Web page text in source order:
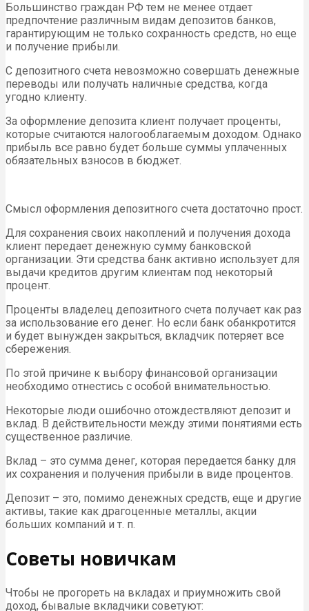
Большинство граждан РФ тем не менее отдает
предпочтение различным видам депозитов банков,
гарантирующим не только сохранность средств, но еще
и получение прибыли.
С депозитного счета невозможно совершать денежные
переводы или получать наличные средства, когда
угодно клиенту.
За оформление депозита клиент получает проценты,
которые считаются налогооблагаемым доходом. Однако
прибыль все равно будет больше суммы уплаченных
обязательных взносов в бюджет.
Смысл оформления депозитного счета достаточно прост.
Для сохранения своих накоплений и получения дохода
клиент передает денежную сумму банковской
организации. Эти средства банк активно использует для
выдачи кредитов другим клиентам под некоторый
процент.
Проценты владелец депозитного счета получает как раз
за использование его денег. Но если банк обанкротится
и будет вынужден закрыться, вкладчик потеряет все
сбережения.
По этой причине к выбору финансовой организации
необходимо отнестись с особой внимательностью.
Некоторые люди ошибочно отождествляют депозит и
вклад. В действительности между этими понятиями есть
существенное различие.
Вклад – это сумма денег, которая передается банку для
их сохранения и получения прибыли в виде процентов.
Депозит – это, помимо денежных средств, еще и другие
активы, такие как драгоценные металлы, акции
больших компаний и т. п.
Советы новичкам
Чтобы не прогореть на вкладах и приумножить свой
доход, бывалые вкладчики советуют: